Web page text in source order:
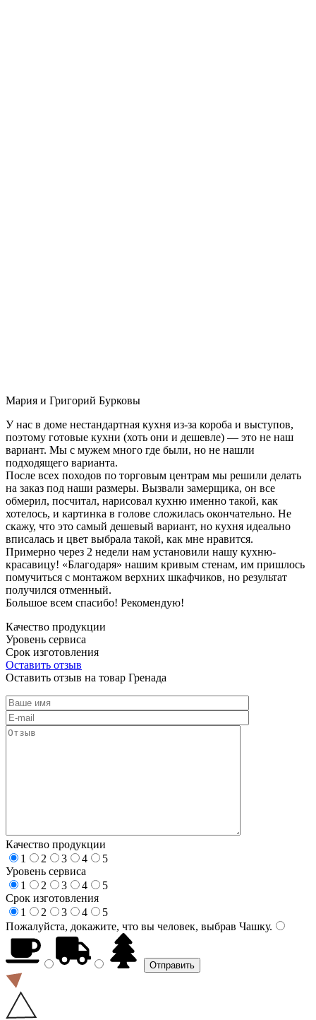
Мария и Григорий Бурковы
У нас в доме нестандартная кухня из-за короба и выступов,
поэтому готовые кухни (хоть они и дешевле) — это не наш
вариант. Мы с мужем много где были, но не нашли
подходящего варианта.
После всех походов по торговым центрам мы решили делать
на заказ под наши размеры. Вызвали замерщика, он все
обмерил, посчитал, нарисовал кухню именно такой, как
хотелось, и картинка в голове сложилась окончательно. Не
скажу, что это самый дешевый вариант, но кухня идеально
вписалась и цвет выбрала такой, как мне нравится.
Примерно через 2 недели нам установили нашу кухню-
красавицу! «Благодаря» нашим кривым стенам, им пришлось
помучиться с монтажом верхних шкафчиков, но результат
получился отменный.
Большое всем спасибо! Рекомендую!
Качество продукции
Уровень сервиса
Срок изготовления
Оставить отзыв
Оставить отзыв на товар Гренада
Качество продукции
1
2 3 4
5
Уровень сервиса
1
2 3 4
5
Срок изготовления
1
2 3 4
5
Пожалуйста, докажите, что вы человек, выбрав Чашку.